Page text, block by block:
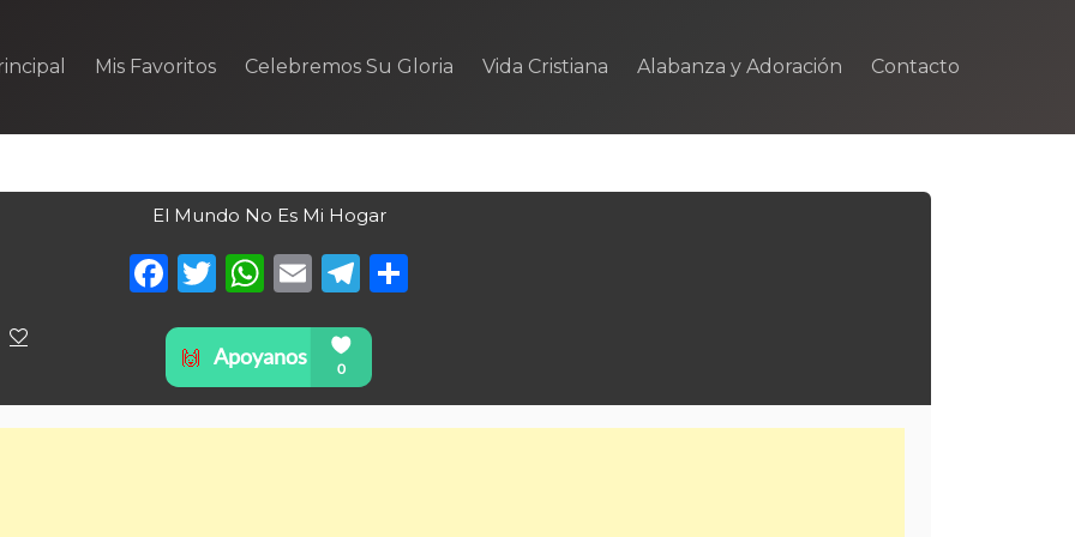
Mis Favoritos Celebremos Su Gloria Vida Cristiana Alabanza y Adoración Contacto
El Mundo No Es Mi Hogar
Facebook
Twitter
WhatsApp
EmailTelegram